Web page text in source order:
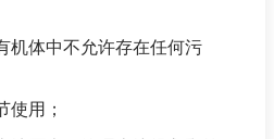
机体中不允许存在任何污
使用；